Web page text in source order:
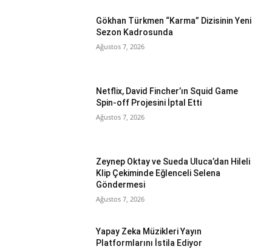
Gökhan Türkmen “Karma” Dizisinin Yeni
Sezon Kadrosunda
Ağustos 7, 2026
Netflix, David Fincher’ın Squid Game
Spin-off Projesini İptal Etti
Ağustos 7, 2026
Zeynep Oktay ve Sueda Uluca’dan Hileli
Klip Çekiminde Eğlenceli Selena
Göndermesi
Ağustos 7, 2026
Yapay Zeka Müzikleri Yayın
Platformlarını İstila Ediyor